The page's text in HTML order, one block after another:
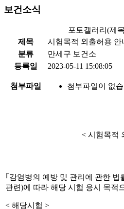
보건소식
포토갤러리(제
제목
시험목적 외출허용 안
분류
만세구 보건소
등록일
2023-05-11 15:08:05
첨부파일 첨부파일이 없
< 시험목적
｢감염병의 예방 및 관리에 관한
관련)에 따라 해당 시험 응시 목적
< 해당시험 >